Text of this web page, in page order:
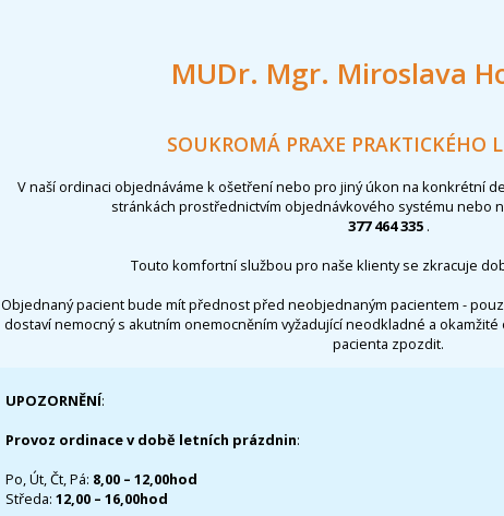
MUDr. Mgr. Miroslava
SOUKROMÁ PRAXE PRAKTICKÉHO
V naší ordinaci objednáváme k ošetření nebo pro jiný úkon na konkrétní
stránkách prostřednictvím objednávkového systému nebo
377 464 335 .
Touto komfortní službou pro naše klienty se zkracuje
Objednaný pacient bude mít přednost před neobjednaným pacientem -
dostaví nemocný s akutním onemocněním vyžadující neodkladné a
pacienta zpozdit.
UPOZORNĚNÍ:
Provoz ordinace v době letních prázdnin:
Po, Út, Čt, Pá: 8,00 – 12,00hod
Středa: 12,00 – 16,00hod